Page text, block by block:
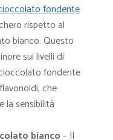
fondente
rispetto al
bianco. Questo
sui livelli di
fondente
che
la sensibilità
bianco– Il